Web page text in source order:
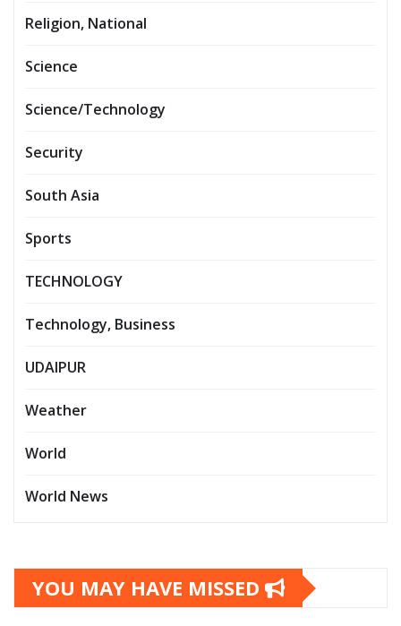
Religion, National
Science
Science/Technology
Security
South Asia
Sports
TECHNOLOGY
Technology, Business
UDAIPUR
Weather
World
World News
YOU MAY HAVE MISSED